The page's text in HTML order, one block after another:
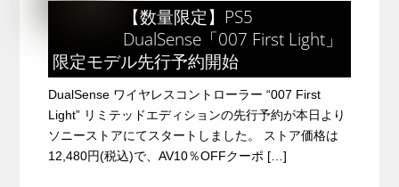
【数量限定】PS5
DualSense「007 First Light」
限定モデル先行予約開始
DualSense ワイヤレスコントローラー “007 First
Light” リミテッドエディションの先行予約が本日より
ソニーストアにてスタートしました。 ストア価格は
12,480円(税込)で、AV10％OFFクーポ […]